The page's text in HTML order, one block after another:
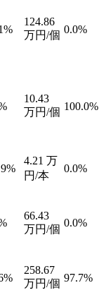
124.86
万円/個 0.0%
10.43
万円/個 100.0%
4.21 万
円/本
0.0%
66.43
万円/個
0.0%
258.67
万円/個 97.7%